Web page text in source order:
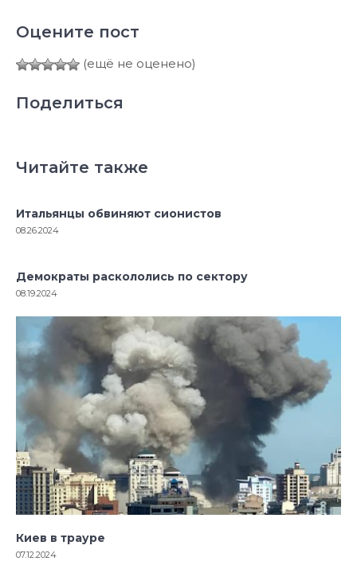
Оцените пост
(ещё не оценено)
Поделиться
Читайте также
Итальянцы обвиняют сионистов
08.26.2024
Демократы раскололись по сектору
08.19.2024
Киев в трауре
07.12.2024